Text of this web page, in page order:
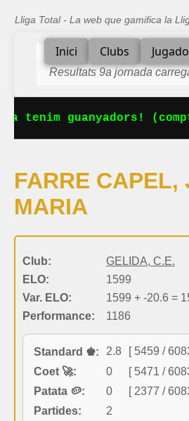
Lliga Total - La web que gamifica la
Inici Clubs
Resultats 9a jornada
tenim guanyadors!
FARRE CAPEL,
MARIA
Club:
GELIDA, C.E.
ELO:
1599
Var. ELO:
1599 + -20.6 =
Performance:
1186
Standard ♚: 2.8
[ 5459 /
Coet 🚀:
0
[ 5471 /
Patata 🥔:
0
[ 2377 /
Partides:
2